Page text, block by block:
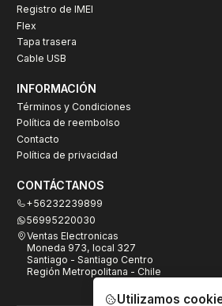
Registro de IMEI
Flex
Tapa trasera
Cable USB
INFORMACIÓN
Términos y Condiciones
Política de reembolso
Contacto
Política de privacidad
CONTÁCTANOS
+56232239899
56995220030
Ventas Electronicas
Moneda 973, local 327
Santiago - Santiago Centro
Región Metropolitana - Chile
Utilizamos